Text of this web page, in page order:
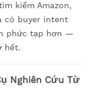
kiếm Amazon,
có buyer intent
phức tạp hơn —
hết.
Nghiên Cứu Từ